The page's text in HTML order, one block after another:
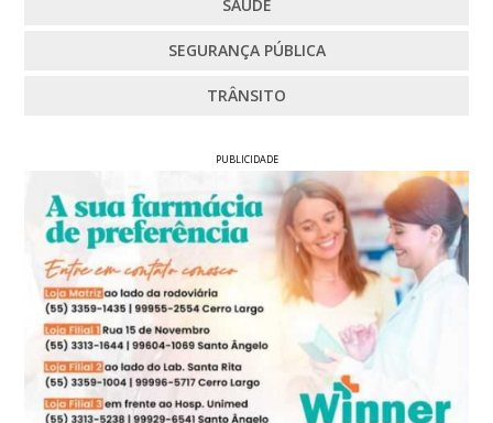
SAÚDE
SEGURANÇA PÚBLICA
TRÂNSITO
PUBLICIDADE